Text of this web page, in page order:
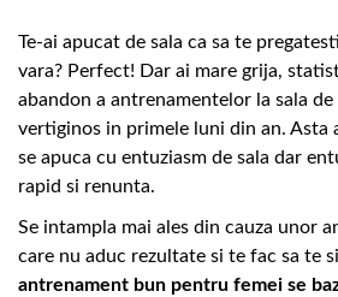
Te-ai apucat de sala ca sa te
vara? Perfect! Dar ai mare grija,
abandon a antrenamentelor la sala
vertiginos in primele luni din an. Asta
se apuca cu entuziasm de sala dar
rapid si renunta.
Se intampla mai ales din cauza unor
care nu aduc rezultate si te fac sa te
antrenament bun pentru femei se